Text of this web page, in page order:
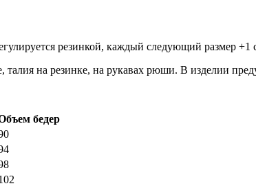
резинкой, каждый следующий размер +1
на резинке, на рукавах рюши. В изделии
бедер